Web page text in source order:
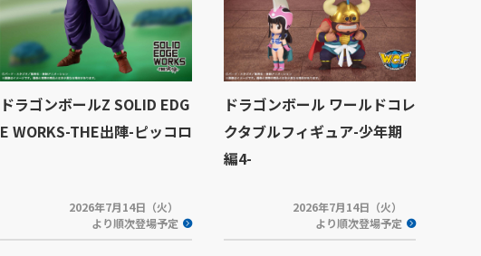
ドラゴンボールZ SOLID EDG
E WORKS-THE出陣-ピッコロ
2026年7月14日（火）
より順次登場予定
ドラゴンボール ワールドコレ
クタブルフィギュア-少年期
編4-
2026年7月14日（火）
より順次登場予定